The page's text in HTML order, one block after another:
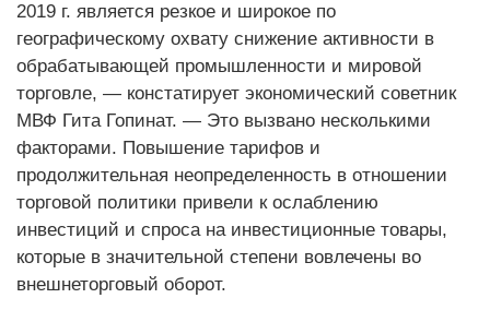
2019 г. является резкое и широкое по
географическому охвату снижение активности в
обрабатывающей промышленности и мировой
торговле, — констатирует экономический советник
МВФ Гита Гопинат. — Это вызвано несколькими
факторами. Повышение тарифов и
продолжительная неопределенность в отношении
торговой политики привели к ослаблению
инвестиций и спроса на инвестиционные товары,
которые в значительной степени вовлечены во
внешнеторговый оборот.